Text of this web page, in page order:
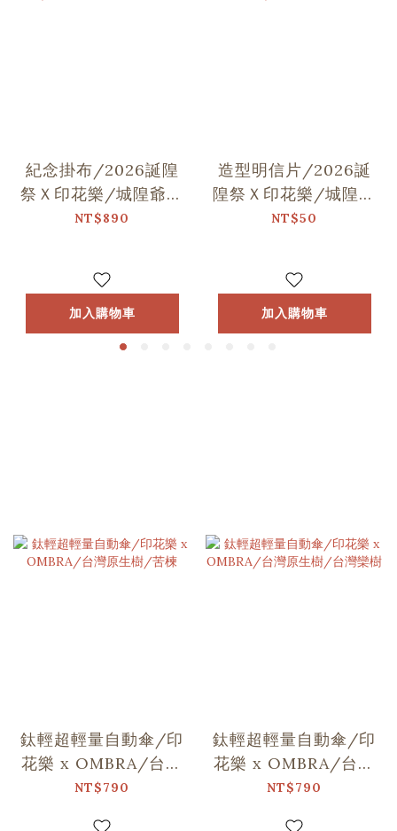
紀念掛布/2026誕隍
祭Ｘ印花樂/城隍爺與
范謝將軍跳舞
NT$890
加入購物車
造型明信片/2026誕
隍祭Ｘ印花樂/城隍老
爺跳舞
NT$50
加入購物車
鈦輕超輕量自動傘/印
花樂 x OMBRA/台灣
原生樹/苦楝
NT$790
鈦輕超輕量自動傘/印
花樂 x OMBRA/台灣
原生樹/台灣欒樹
NT$790